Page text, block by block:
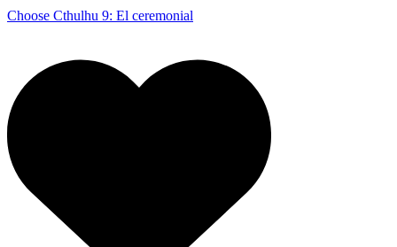
Choose Cthulhu 9: El ceremonial